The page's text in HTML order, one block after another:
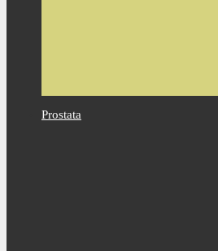
Prostata